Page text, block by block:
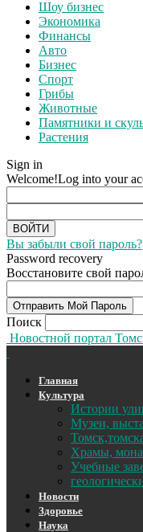
Шоу бизнес
Экономика
Финансы
Авто
Бизнес
Спорт
Грибы
Животные
Памятники и
Растения
Sign in
Welcome!Log into your
Вы забыли свой пароль?
Password recovery
Восстановите свой
Поиск
Новостной портал
Главная
Культура
Истории
Музеи,
Храмы,
Учебные
Новости
Здоровье
Наука